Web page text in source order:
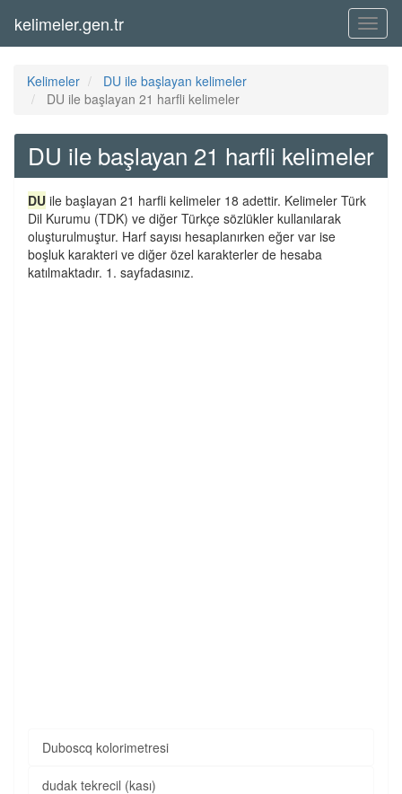
Menü
kelimeler.gen.tr
Kelimeler
DU ile başlayan kelimeler
DU ile başlayan 21 harfli kelimeler
DU ile başlayan 21 harfli kelimeler
DU ile başlayan 21 harfli kelimeler 18 adettir. Kelimeler Türk
Dil Kurumu (TDK) ve diğer Türkçe sözlükler kullanılarak
oluşturulmuştur. Harf sayısı hesaplanırken eğer var ise
boşluk karakteri ve diğer özel karakterler de hesaba
katılmaktadır. 1. sayfadasınız.
Duboscq kolorimetresi
dudak tekrecil (kası)